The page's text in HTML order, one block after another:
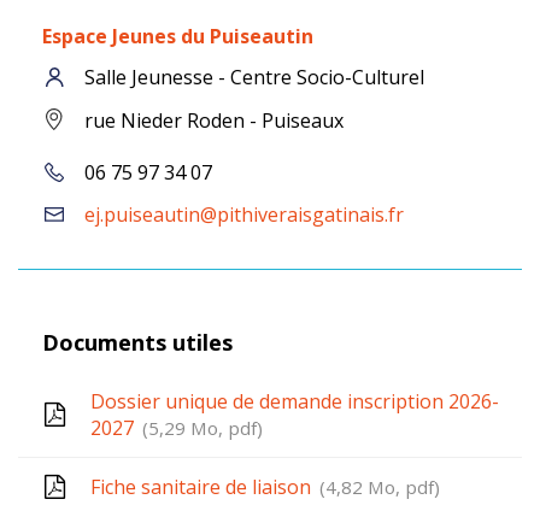
Espace Jeunes du Puiseautin
Salle Jeunesse - Centre Socio-Culturel
rue Nieder Roden - Puiseaux
06 75 97 34 07
ej.puiseautin@pithiveraisgatinais.fr
Documents utiles
Dossier unique de demande inscription 2026-
2027
5,29 Mo, pdf
Fiche sanitaire de liaison 4,82 Mo, pdf